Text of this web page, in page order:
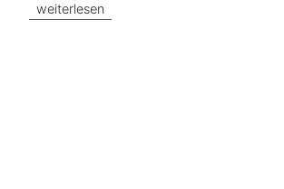
weiterlesen